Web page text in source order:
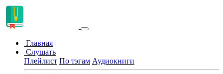
Главная
Слушать
Плейлист По тэгам Аудиокниги